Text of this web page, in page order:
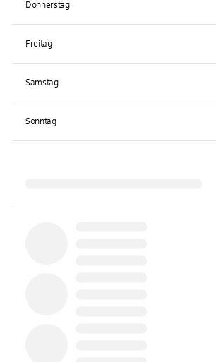
Donnerstag
Freitag
Samstag
Sonntag